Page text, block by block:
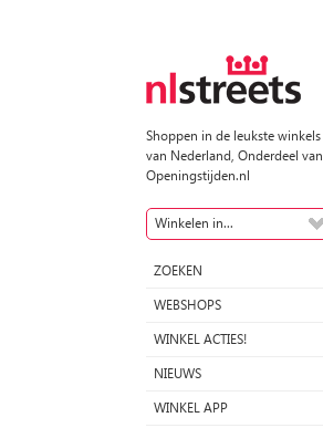
Shoppen in de leukste winkels
van Nederland, Onderdeel van
Openingstijden.nl
Winkelen in...
ZOEKEN
WEBSHOPS
WINKEL ACTIES!
NIEUWS
WINKEL APP